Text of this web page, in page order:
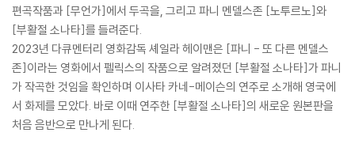
편곡작품과 [무언가]에서 두곡을, 그리고 파니 멘델스존 [노투르노]와
[부활절 소나타]를 들려준다.
2023년 다큐멘터리 영화감독 셰일라 헤이맨은 [파니 - 또 다른 멘델스
존]이라는 영화에서 펠릭스의 작품으로 알려졌던 [부활절 소나타]가 파니
가 작곡한 것임을 확인하며 이사타 카네-메이슨의 연주로 소개해 영국에
서 화제를 모았다. 바로 이때 연주한 [부활절 소나타]의 새로운 원본판을
처음 음반으로 만나게 된다.